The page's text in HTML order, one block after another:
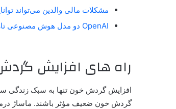
مشکلات مالی والدین می‌تواند
OpenAI دو مدل هوش مصنوعی تازه برای ترقی ایمنی آنلاین معارفه کرد_مستطیل زرد
راه های افزایش
افزایشگردش خون تنها به سبک زندگی
گردش خون ضعیف مؤثر باشند. ماساژ